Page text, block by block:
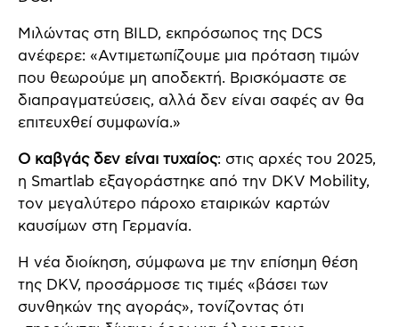
Μιλώντας στη BILD, εκπρόσωπος της DCS
ανέφερε: «Αντιμετωπίζουμε μια πρόταση τιμών
που θεωρούμε μη αποδεκτή. Βρισκόμαστε σε
διαπραγματεύσεις, αλλά δεν είναι σαφές αν θα
επιτευχθεί συμφωνία.»
Ο καβγάς δεν είναι τυχαίος: στις αρχές του 2025,
η Smartlab εξαγοράστηκε από την DKV Mobility,
τον μεγαλύτερο πάροχο εταιρικών καρτών
καυσίμων στη Γερμανία.
Η νέα διοίκηση, σύμφωνα με την επίσημη θέση
της DKV, προσάρμοσε τις τιμές «βάσει των
συνθηκών της αγοράς», τονίζοντας ότι